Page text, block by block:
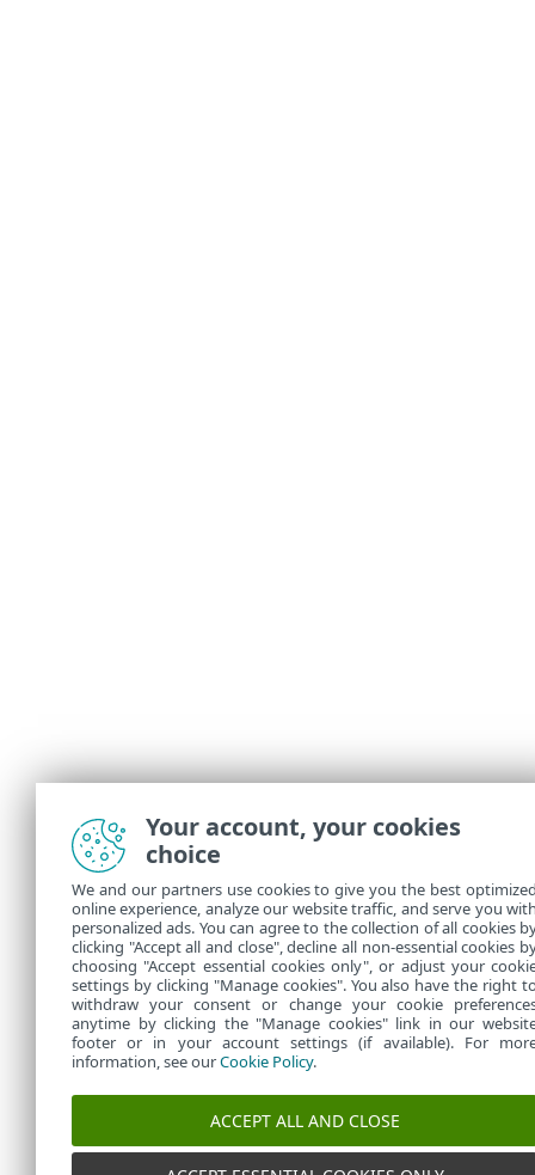
Your account, your cookies
choice
We and our partners use cookies to give you the best
online experience, analyze our website traffic, and serve you
personalized ads. You can agree to the collection of all cookies
clicking "Accept all and close", decline all non-essential cookies
choosing "Accept essential cookies only", or adjust your
settings by clicking "Manage cookies". You also have the right
withdraw your consent or change your cookie
anytime by clicking the "Manage cookies" link in our
footer or in your account settings (if available). For
information, see ourCookie Policy.
ACCEPT ALL AND CLOSE